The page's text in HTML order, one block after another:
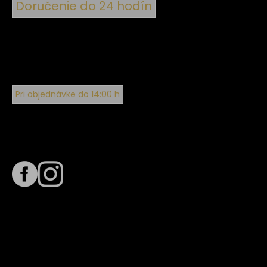
Doručenie do 24 hodín
Pri objednávke do 14:00 h